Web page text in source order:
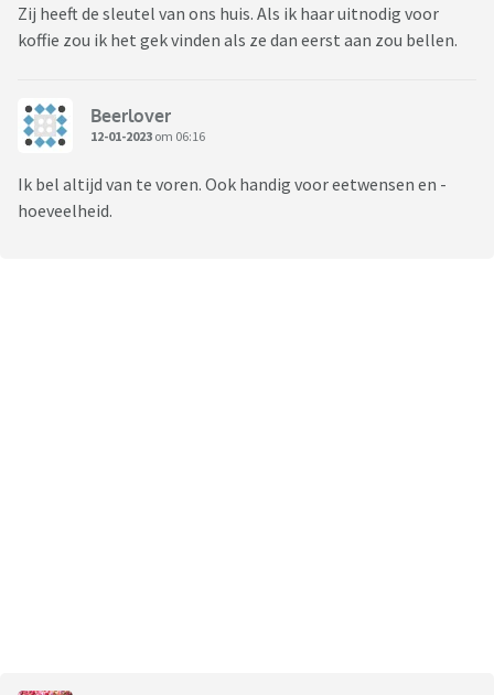
Zij heeft de sleutel van ons huis. Als ik haar uitnodig voor
koffie zou ik het gek vinden als ze dan eerst aan zou bellen.
Beerlover
12-01-2023 om 06:16
Ik bel altijd van te voren. Ook handig voor eetwensen en -
hoeveelheid.